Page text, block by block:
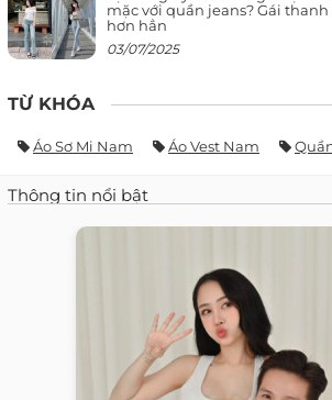
mặc với quần jeans? Gái
hơn hẳn
03/07/2025
TỪ KHÓA
Áo Sơ Mi Nam Áo Vest Nam
Thông tin nổi bật